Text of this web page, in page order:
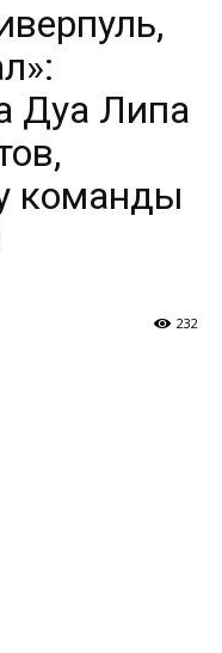
Дуа Липа
команды
232